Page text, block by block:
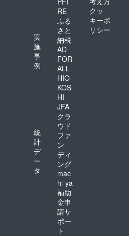
実
施
事
例
統
計
デ
ー
タ
RE
ふる
さと
納税
AD
FOR
ALL
HIO
KOS
HI
JFA
クラ
ウド
ファ
ン
ディ
ング
mac
hi-ya
補助
金申
請サ
ポー
ト
クッ
キーポ
リシー